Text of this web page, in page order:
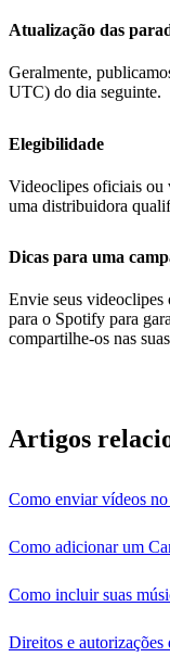
Atualização das
Geralmente,
UTC) do dia seguinte.
Elegibilidade
Videoclipes oficiais ou
uma distribuidora
Dicas para uma
Envie seus videoclipes
para o Spotify para
compartilhe-os nas
Artigos
Como enviar vídeos
Como adicionar um
Como incluir suas
Direitos e